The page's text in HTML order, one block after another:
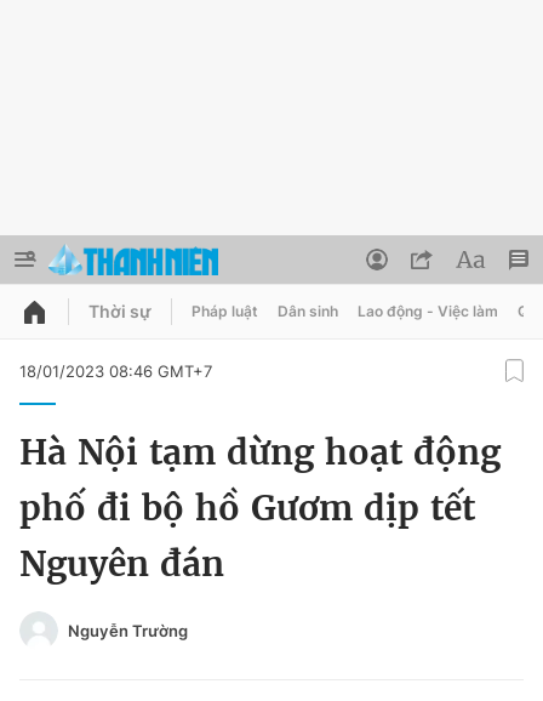
QUẢNG CÁO
Chuyên mục
Chào ngày mới
Đổi mật khẩu
Tin đã lưu
Tin đã xem
Đăng xuất
Thời sự Pháp luật Dân sinh Lao động - Việc làm
18/01/2023 08:46 GMT+7
Hà Nội tạm dừng hoạt động
phố đi bộ hồ Gươm dịp tết
Nguyên đán
Nguyễn Trường